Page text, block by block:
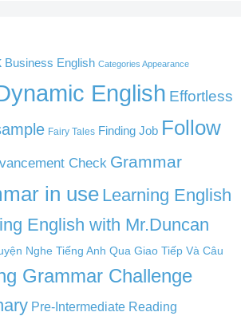
Business English Categories Appearance
English Effortless
Fairy Tales Finding Job Follow
Check Grammar
in use Learning English
English with Mr.Duncan
Nghe Tiếng Anh Qua Giao Tiếp Và Câu
Grammar Challenge
Pre-Intermediate Reading